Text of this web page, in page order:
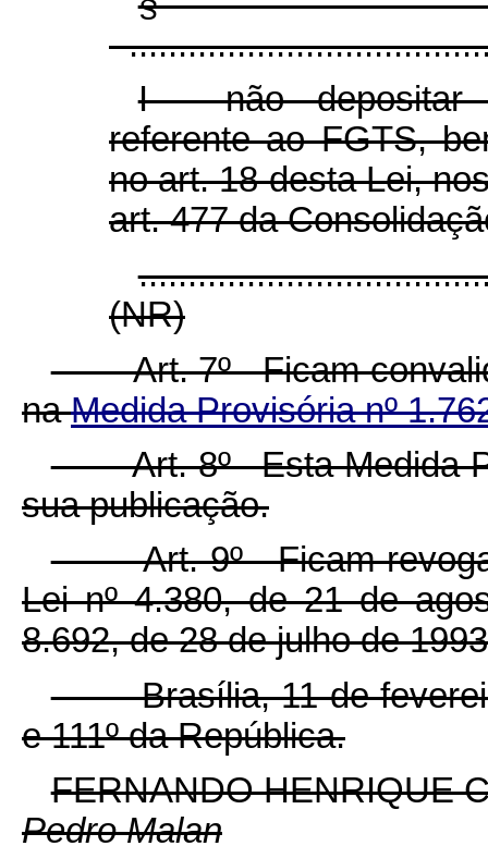
I - não depositar
referente ao FGTS,
no art. 18 desta Lei,
art. 477 da
(NR)
Art. 7º Ficam
naMedida Provisória nº
Art. 8º Esta Medida
sua publicação.
Art. 9º Ficam
Lei nº 4.380, de 21 de
8.692, de 28 de julho de
Brasília, 11 de fevereiro
e 111º da República.
FERNANDO HENRIQUE
Pedro Malan